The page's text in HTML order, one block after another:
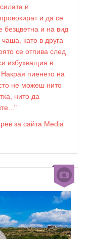
и
и да се
безцветна и на вид
като в друга
се отпива след
избухващия в
пиенето на
не можеш нито
нито да
за сайта Media